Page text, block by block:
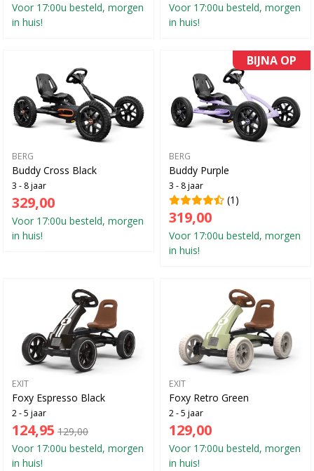
Voor 17:00u besteld, morgen
in huis!
Voor 17:00u besteld, morgen
in huis!
BERG
Buddy Cross Black
3 - 8 jaar
329,00
Voor 17:00u besteld, morgen
in huis!
BIJNA OP
BERG
Buddy Purple
3 - 8 jaar
(1)
319,00
Voor 17:00u besteld, morgen
in huis!
EXIT
Foxy Espresso Black
2 - 5 jaar
124,95 129,00
Voor 17:00u besteld, morgen
in huis!
EXIT
Foxy Retro Green
2 - 5 jaar
129,00
Voor 17:00u besteld, morgen
in huis!